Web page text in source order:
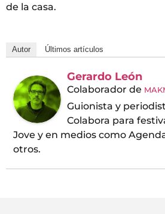
de la casa.
Autor Últimos artículos
Gerardo León
Colaborador de
Guionista y
Colabora para
Jove y en medios como
otros.